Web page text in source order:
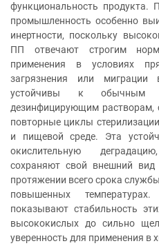
функциональность продукта.
промышленность особенно
инертности, поскольку
ПП отвечают строгим
применения в условиях
загрязнения или
устойчивы к обычным
дезинфицирующим растворам,
повторные циклы
и пищевой среде. Эта
окислительную
сохраняют свой внешний вид
протяжении всего срока
повышенных
показывают стабильность
высококислых до сильно
уверенность для применения в